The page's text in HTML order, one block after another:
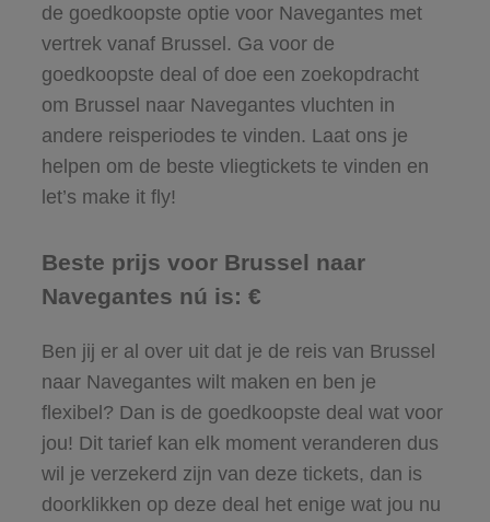
de goedkoopste optie voor Navegantes met
vertrek vanaf Brussel. Ga voor de
goedkoopste deal of doe een zoekopdracht
om Brussel naar Navegantes vluchten in
andere reisperiodes te vinden. Laat ons je
helpen om de beste vliegtickets te vinden en
let’s make it fly!
Beste prijs voor Brussel naar
Navegantes nú is: €
Ben jij er al over uit dat je de reis van Brussel
naar Navegantes wilt maken en ben je
flexibel? Dan is de goedkoopste deal wat voor
jou! Dit tarief kan elk moment veranderen dus
wil je verzekerd zijn van deze tickets, dan is
doorklikken op deze deal het enige wat jou nu